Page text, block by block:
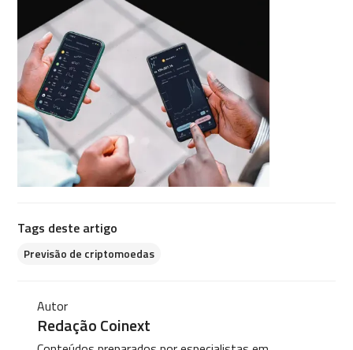
Tags deste artigo
Previsão de criptomoedas
Autor
Redação Coinext